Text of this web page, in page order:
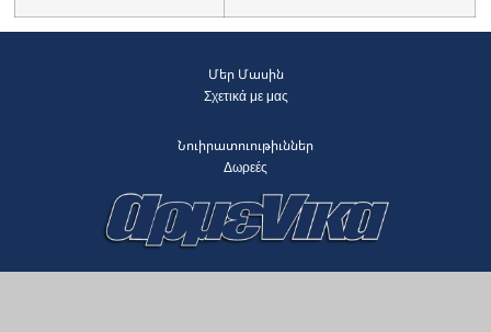
Մեր Մասին
Σχετικά με μας
Նուիրատուութիւններ
Δωρεές